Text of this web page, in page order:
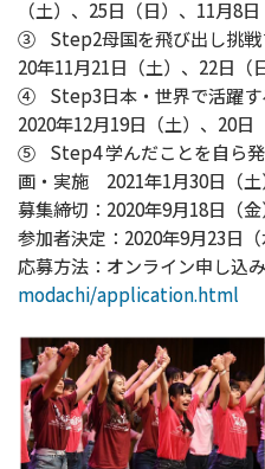
（土）、25日（日）、11月8日
③ Step2母国を飛び出し挑
20年11月21日（土）、22日（日
④ Step3日本・世界で活躍す
2020年12月19日（土）、20日
⑤ Step4 学んだことを自ら発
画・実施 2021年1月30日（土
募集締切：2020年9月18日（
参加者決定：2020年9月23日
応募方法：オンライン申し込
modachi/application.html